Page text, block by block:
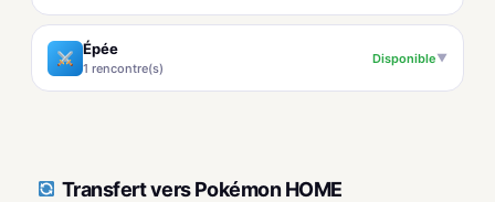
Épée
1 rencontre(s)
Disponible▼
Transfert vers Pokémon HOME